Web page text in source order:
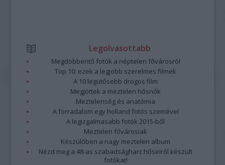
Legolvasottabb
Megdöbbentő fotók a néptelen fővárosról
Top 10: ezek a legjobb szerelmes filmek
A 10 legütősebb drogos film
Megjöttek a meztelen hősnők
Meztelenség és anatómia
A forradalom egy holland fotós szemével
A legizgalmasabb fotók 2015-ből
Meztelen fővárosiak
Készülőben a nagy meztelen album
Nézd meg a 48-as szabadságharc hőseiről készült
fotókat!